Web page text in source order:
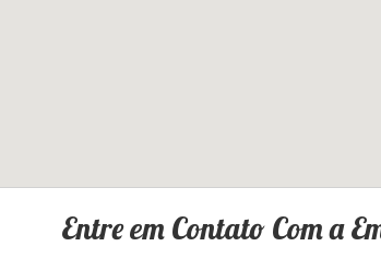
Entre em Contato Com a